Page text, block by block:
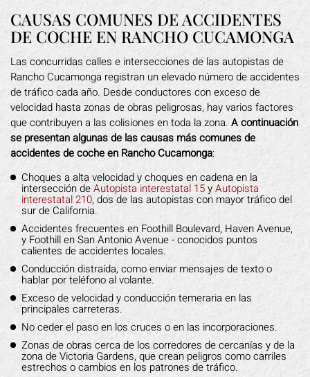
CAUSAS COMUNES DE ACCIDENTES
DE COCHE EN RANCHO CUCAMONGA
Las concurridas calles e intersecciones de las autopistas de
Rancho Cucamonga registran un elevado número de accidentes
de tráfico cada año. Desde conductores con exceso de
velocidad hasta zonas de obras peligrosas, hay varios factores
que contribuyen a las colisiones en toda la zona. A continuación
se presentan algunas de las causas más comunes de
accidentes de coche en Rancho Cucamonga:
Choques a alta velocidad y choques en cadena en la
intersección deAutopista interestatal 15yAutopista
interestatal 210, dos de las autopistas con mayor tráfico del
sur de California.
Accidentes frecuentes en Foothill Boulevard, Haven Avenue,
y Foothill en San Antonio Avenue - conocidos puntos
calientes de accidentes locales.
Conducción distraída, como enviar mensajes de texto o
hablar por teléfono al volante.
Exceso de velocidad y conducción temeraria en las
principales carreteras.
No ceder el paso en los cruces o en las incorporaciones.
Zonas de obras cerca de los corredores de cercanías y de la
zona de Victoria Gardens, que crean peligros como carriles
estrechos o cambios en los patrones de tráfico.